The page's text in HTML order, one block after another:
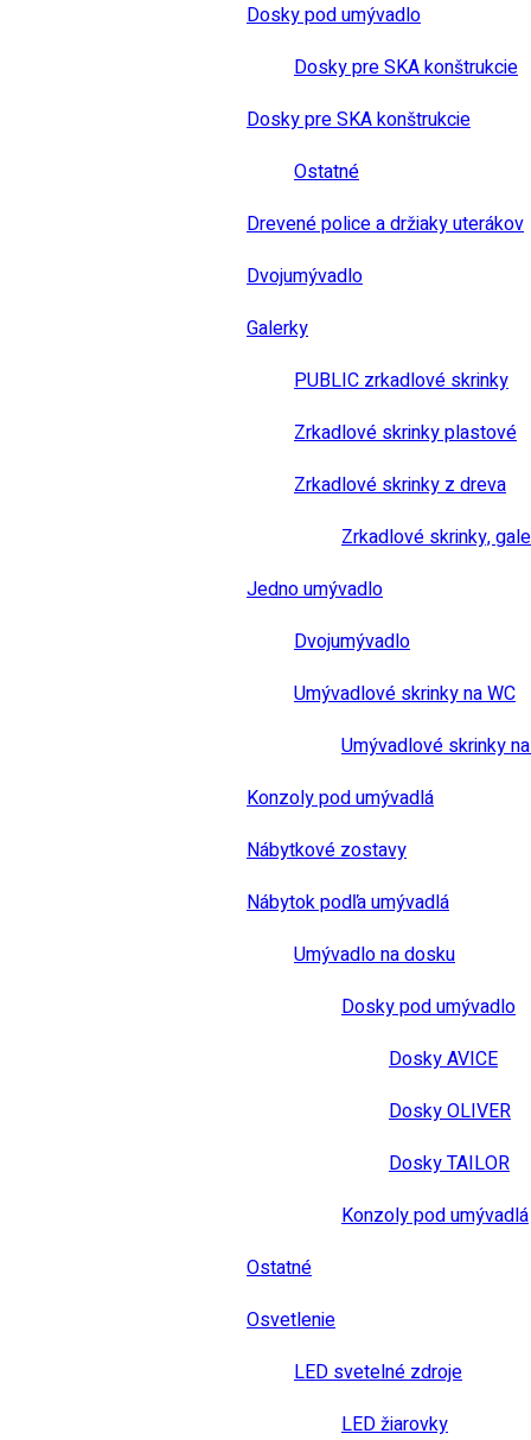
Dosky pod umývadlo
Dosky pre SKA konštrukcie
Dosky pre SKA konštrukcie
Ostatné
Drevené police a držiaky uterákov
Dvojumývadlo
Galerky
PUBLIC zrkadlové skrinky
Zrkadlové skrinky plastové
Zrkadlové skrinky z dreva
Zrkadlové skrinky,
Jedno umývadlo
Dvojumývadlo
Umývadlové skrinky na WC
Umývadlové skrinky
Konzoly pod umývadlá
Nábytkové zostavy
Nábytok podľa umývadlá
Umývadlo na dosku
Dosky pod umývadlo
Dosky AVICE
Dosky OLIVER
Dosky TAILOR
Konzoly pod umývadlá
Ostatné
Osvetlenie
LED svetelné zdroje
LED žiarovky